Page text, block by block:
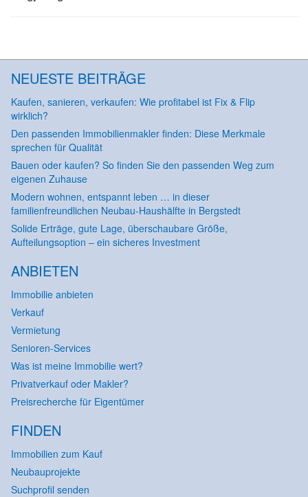
NEUESTE BEITRÄGE
Kaufen, sanieren, verkaufen: Wie profitabel ist Fix & Flip
wirklich?
Den passenden Immobilienmakler finden: Diese Merkmale
sprechen für Qualität
Bauen oder kaufen? So finden Sie den passenden Weg zum
eigenen Zuhause
Modern wohnen, entspannt leben … in dieser
familienfreundlichen Neubau-Haushälfte in Bergstedt
Solide Erträge, gute Lage, überschaubare Größe,
Aufteilungsoption – ein sicheres Investment
ANBIETEN
Immobilie anbieten
Verkauf
Vermietung
Senioren-Services
Was ist meine Immobilie wert?
Privatverkauf oder Makler?
Preisrecherche für Eigentümer
FINDEN
Immobilien zum Kauf
Neubauprojekte
Suchprofil senden